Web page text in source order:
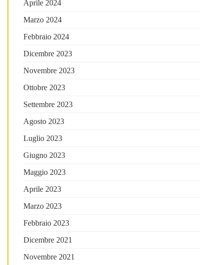
Aprile 2024
Marzo 2024
Febbraio 2024
Dicembre 2023
Novembre 2023
Ottobre 2023
Settembre 2023
Agosto 2023
Luglio 2023
Giugno 2023
Maggio 2023
Aprile 2023
Marzo 2023
Febbraio 2023
Dicembre 2021
Novembre 2021